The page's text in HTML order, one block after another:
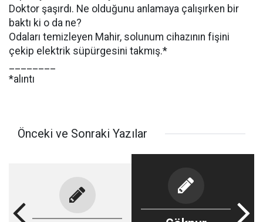
Doktor şaşırdı. Ne olduğunu anlamaya çalışırken bir
baktı ki o da ne?
Odaları temizleyen Mahir, solunum cihazının fişini
çekip elektrik süpürgesini takmış.*
*alıntı
Önceki ve Sonraki Yazılar